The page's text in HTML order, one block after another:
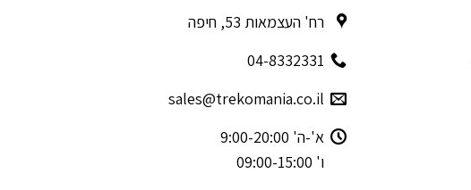
רח' העצמאות 53, חיפה
04-8332331
sales@trekomania.co.il
א'-ה' 9:00-20:00
ו' 09:00-15:00